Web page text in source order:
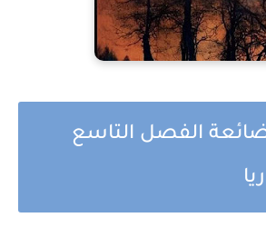
ضائعة الفصل التاسع